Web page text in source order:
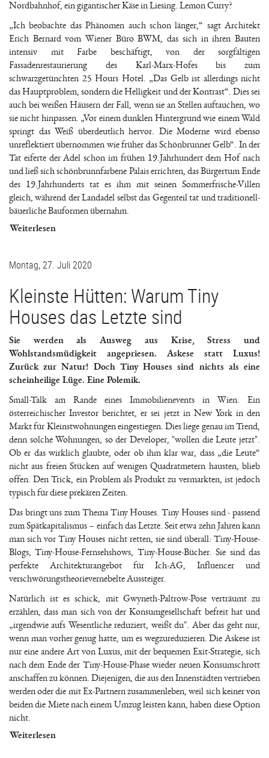
Nordbahnhof, ein gigantischer Käse in Liesing. Lemon Curry?
„Ich beobachte das Phänomen auch schon länger,“ sagt Architekt
Erich Bernard vom Wiener Büro BWM, das sich in ihren Bauten
intensiv mit Farbe beschäftigt, von der sorgfältigen
Fassadenrestaurierung des Karl-Marx-Hofes bis zum
schwarzgetünchten 25 Hours Hotel. „Das Gelb ist allerdings nicht
das Hauptproblem, sondern die Helligkeit und der Kontrast“. Dies sei
auch bei weißen Häusern der Fall, wenn sie an Stellen auftauchen, wo
sie nicht hinpassen. „Vor einem dunklen Hintergrund wie einem Wald
springt das Weiß überdeutlich hervor. Die Moderne wird ebenso
unreflektiert übernommen wie früher das Schönbrunner Gelb“. In der
Tat eiferte der Adel schon im frühen 19.Jahrhundert dem Hof nach
und ließ sich schönbrunnfarbene Palais errichten, das Bürgertum Ende
des 19.Jahrhunderts tat es ihm mit seinen Sommerfrische-Villen
gleich, während der Landadel selbst das Gegenteil tat und traditionell-
bäuerliche Bauformen übernahm.
Weiterlesen
Montag, 27. Juli 2020
Kleinste Hütten: Warum Tiny
Houses das Letzte sind
Sie werden als Ausweg aus Krise, Stress und
Wohlstandsmüdigkeit angepriesen. Askese statt Luxus!
Zurück zur Natur! Doch Tiny Houses sind nichts als eine
scheinheilige Lüge. Eine Polemik.
Small-Talk am Rande eines Immobilienevents in Wien. Ein
österreichischer Investor berichtet, er sei jetzt in New York in den
Markt für Kleinstwohnungen eingestiegen. Dies liege genau im Trend,
denn solche Wohnungen, so der Developer, "wollen die Leute jetzt".
Ob er das wirklich glaubte, oder ob ihm klar war, dass „die Leute“
nicht aus freien Stücken auf wenigen Quadratmetern hausten, blieb
offen. Den Trick, ein Problem als Produkt zu vermarkten, ist jedoch
typisch für diese prekären Zeiten.
Das bringt uns zum Thema Tiny Houses. Tiny Houses sind - passend
zum Spätkapitalismus – einfach das Letzte. Seit etwa zehn Jahren kann
man sich vor Tiny Houses nicht retten, sie sind überall: Tiny-House-
Blogs, Tiny-House-Fernsehshows, Tiny-House-Bücher. Sie sind das
perfekte Architekturangebot für Ich-AG, Influencer und
verschwörungstheorievernebelte Aussteiger.
Natürlich ist es schick, mit Gwyneth-Paltrow-Pose verträumt zu
erzählen, dass man sich von der Konsumgesellschaft befreit hat und
„irgendwie aufs Wesentliche reduziert, weißt du". Aber das geht nur,
wenn man vorher genug hatte, um es wegzureduzieren. Die Askese ist
nur eine andere Art von Luxus, mit der bequemen Exit-Strategie, sich
nach dem Ende der Tiny-House-Phase wieder neuen Konsumschrott
anschaffen zu können. Diejenigen, die aus den Innenstädten vertrieben
werden oder die mit Ex-Partnern zusammenleben, weil sich keiner von
beiden die Miete nach einem Umzug leisten kann, haben diese Option
nicht.
Weiterlesen